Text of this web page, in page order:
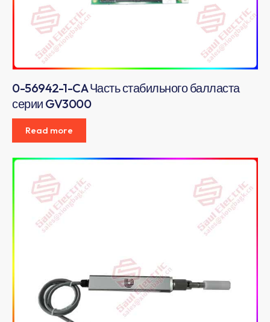
0-56942-1-CA Часть стабильного балласта
серии GV3000
Read more